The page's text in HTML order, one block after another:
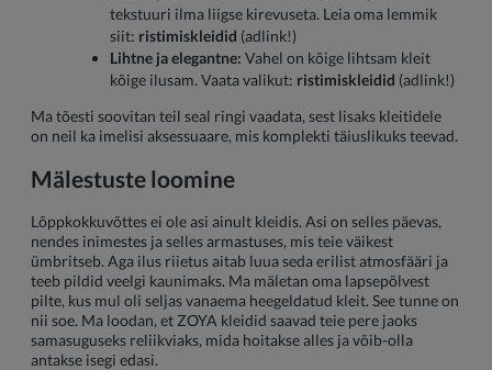
tekstuuri ilma liigse kirevuseta. Leia oma lemmik
siit: ristimiskleidid (adlink!)
Lihtne ja elegantne: Vahel on kõige lihtsam kleit
kõige ilusam. Vaata valikut: ristimiskleidid (adlink!)
Ma tõesti soovitan teil seal ringi vaadata, sest lisaks kleitidele
on neil ka imelisi aksessuaare, mis komplekti täiuslikuks teevad.
Mälestuste loomine
Lõppkokkuvõttes ei ole asi ainult kleidis. Asi on selles päevas,
nendes inimestes ja selles armastuses, mis teie väikest
ümbritseb. Aga ilus riietus aitab luua seda erilist atmosfääri ja
teeb pildid veelgi kaunimaks. Ma mäletan oma lapsepõlvest
pilte, kus mul oli seljas vanaema heegeldatud kleit. See tunne on
nii soe. Ma loodan, et ZOYA kleidid saavad teie pere jaoks
samasuguseks reliikviaks, mida hoitakse alles ja võib-olla
antakse isegi edasi.